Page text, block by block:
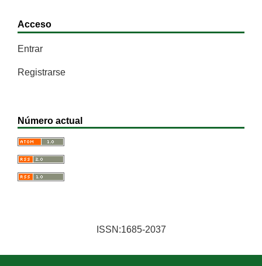
Acceso
Entrar
Registrarse
Número actual
ISSN:1685-2037